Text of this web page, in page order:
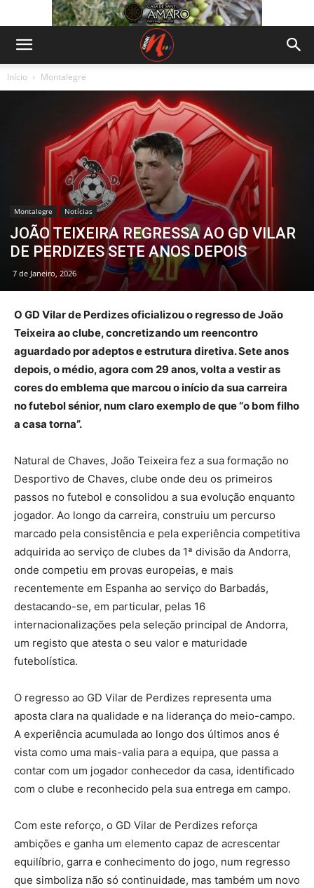
Início Montalegre
Montalegre Notícias
JOÃO TEIXEIRA REGRESSA AO GD VILAR
DE PERDIZES SETE ANOS DEPOIS
7 de Janeiro, 2026
O GD Vilar de Perdizes oficializou o regresso de João
Teixeira ao clube, concretizando um reencontro
aguardado por adeptos e estrutura diretiva. Sete anos
depois, o médio, agora com 29 anos, volta a vestir as
cores do emblema que marcou o início da sua carreira
no futebol sénior, num claro exemplo de que “o bom filho
a casa torna”.
Natural de Chaves, João Teixeira fez a sua formação no
Desportivo de Chaves, clube onde deu os primeiros
passos no futebol e consolidou a sua evolução enquanto
jogador. Ao longo da carreira, construiu um percurso
marcado pela consistência e pela experiência competitiva
adquirida ao serviço de clubes da 1ª divisão da Andorra,
onde competiu em provas europeias, e mais
recentemente em Espanha ao serviço do Barbadás,
destacando-se, em particular, pelas 16
internacionalizações pela seleção principal de Andorra,
um registo que atesta o seu valor e maturidade
futebolística.
O regresso ao GD Vilar de Perdizes representa uma
aposta clara na qualidade e na liderança do meio-campo.
A experiência acumulada ao longo dos últimos anos é
vista como uma mais-valia para a equipa, que passa a
contar com um jogador conhecedor da casa, identificado
com o clube e reconhecido pela sua entrega em campo.
Com este reforço, o GD Vilar de Perdizes reforça
ambições e ganha um elemento capaz de acrescentar
equilíbrio, garra e conhecimento do jogo, num regresso
que simboliza não só continuidade, mas também um novo